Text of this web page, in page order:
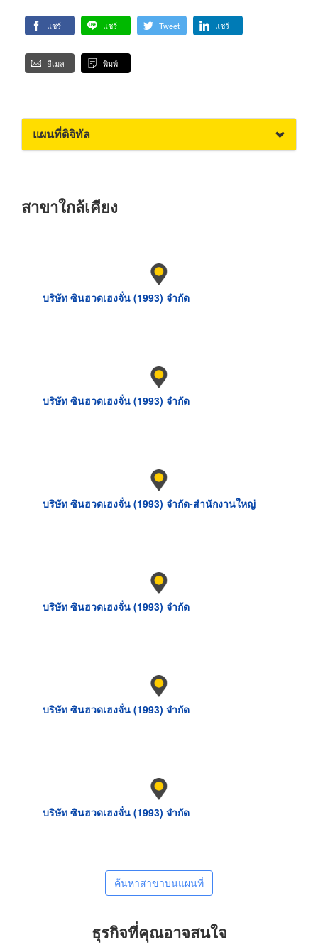
แชร์ แชร์ Tweet แชร์
อีเมล พิมพ์
แผนที่ดิจิทัล
สาขาใกล้เคียง
บริษัท ซินฮวดเฮงจั่น (1993) จำกัด
บริษัท ซินฮวดเฮงจั่น (1993) จำกัด
บริษัท ซินฮวดเฮงจั่น (1993) จำกัด-สำนักงานใหญ่
บริษัท ซินฮวดเฮงจั่น (1993) จำกัด
บริษัท ซินฮวดเฮงจั่น (1993) จำกัด
บริษัท ซินฮวดเฮงจั่น (1993) จำกัด
ค้นหาสาขาบนแผนที่
ธุรกิจที่คุณอาจสนใจ